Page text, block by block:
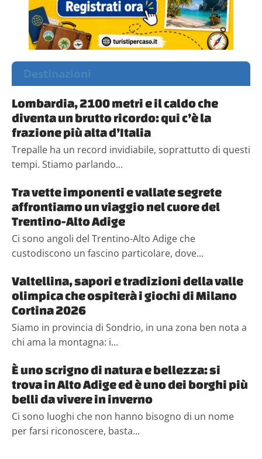
Destinazioni
Lombardia, 2100 metri e il caldo che
diventa un brutto ricordo: qui c’è la
frazione più alta d’Italia
Trepalle ha un record invidiabile, soprattutto di questi
tempi. Stiamo parlando...
Tra vette imponenti e vallate segrete
affrontiamo un viaggio nel cuore del
Trentino-Alto Adige
Ci sono angoli del Trentino-Alto Adige che
custodiscono un fascino particolare, dove...
Valtellina, sapori e tradizioni della valle
olimpica che ospiterà i giochi di Milano
Cortina 2026
Siamo in provincia di Sondrio, in una zona ben nota a
chi ama la montagna: i...
È uno scrigno di natura e bellezza: si
trova in Alto Adige ed è uno dei borghi più
belli da vivere in inverno
Ci sono luoghi che non hanno bisogno di un nome
per farsi riconoscere, basta...